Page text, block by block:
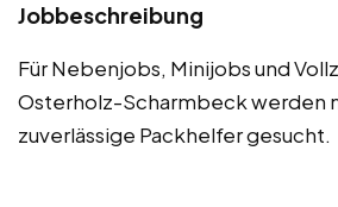
Jobbeschreibung
Für Nebenjobs, Minijobs und
Osterholz-Scharmbeck werden
zuverlässige Packhelfer gesucht.